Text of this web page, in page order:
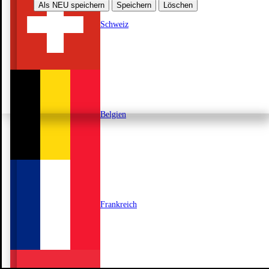
Als NEU speichern Speichern Löschen
Schweiz
Belgien
Frankreich